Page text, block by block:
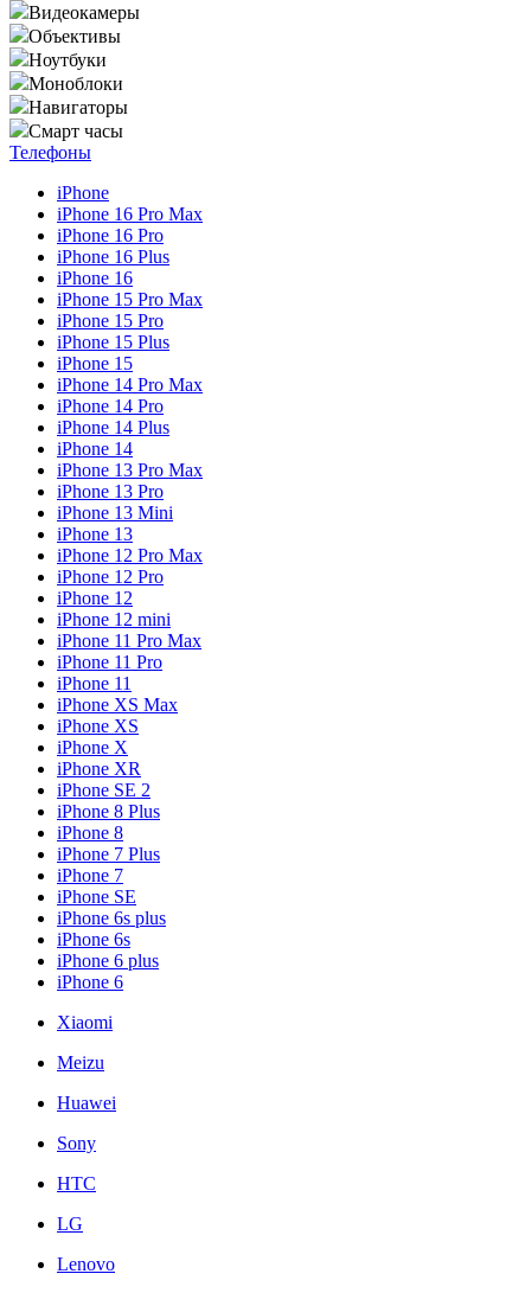
Видеокамеры
Объективы
Ноутбуки
Моноблоки
Навигаторы
Смарт часы
Телефоны
iPhone
iPhone 16 Pro Max
iPhone 16 Pro
iPhone 16 Plus
iPhone 16
iPhone 15 Pro Max
iPhone 15 Pro
iPhone 15 Plus
iPhone 15
iPhone 14 Pro Max
iPhone 14 Pro
iPhone 14 Plus
iPhone 14
iPhone 13 Pro Max
iPhone 13 Pro
iPhone 13 Mini
iPhone 13
iPhone 12 Pro Max
iPhone 12 Pro
iPhone 12
iPhone 12 mini
iPhone 11 Pro Max
iPhone 11 Pro
iPhone 11
iPhone XS Max
iPhone XS
iPhone X
iPhone XR
iPhone SE 2
iPhone 8 Plus
iPhone 8
iPhone 7 Plus
iPhone 7
iPhone SE
iPhone 6s plus
iPhone 6s
iPhone 6 plus
iPhone 6
Xiaomi
Meizu
Huawei
Sony
HTC
LG
Lenovo